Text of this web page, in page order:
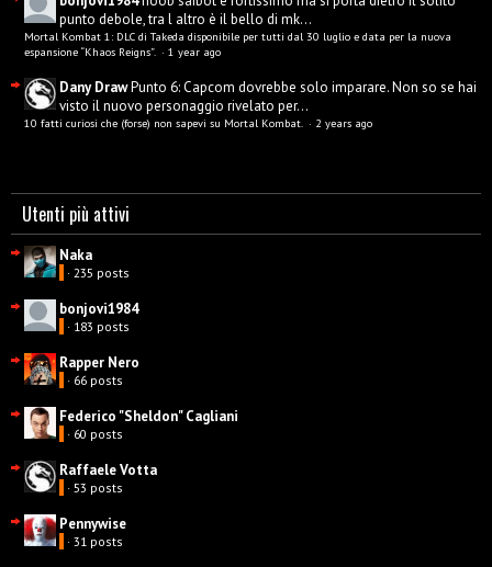
punto debole, tra l altro è il bello di mk...
Mortal Kombat 1: DLC di Takeda disponibile per tutti dal 30 luglio e data per la nuova
espansione “Khaos Reigns”. · 1 year ago
Dany DrawPunto 6: Capcom dovrebbe solo imparare. Non so se hai
visto il nuovo personaggio rivelato per...
10 fatti curiosi che (forse) non sapevi su Mortal Kombat. · 2 years ago
Utenti più attivi
Naka
· 235 posts
bonjovi1984
· 183 posts
Rapper Nero
· 66 posts
Federico "Sheldon" Cagliani
· 60 posts
Raffaele Votta
· 53 posts
Pennywise
· 31 posts